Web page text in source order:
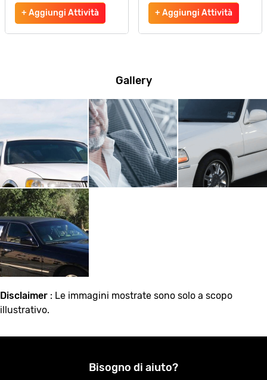
+ Aggiungi Attività + Aggiungi Attività
Gallery
Disclaimer : Le immagini mostrate sono solo a scopo
illustrativo.
Bisogno di aiuto?